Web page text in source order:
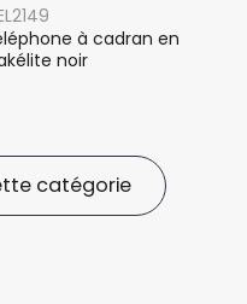
à cadran en
noir
catégorie